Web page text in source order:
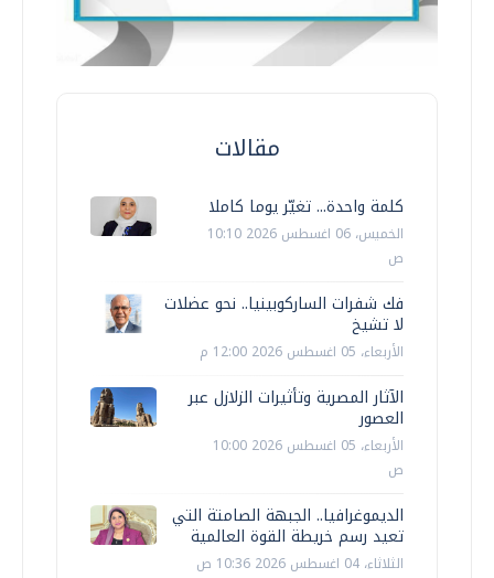
مقالات
كلمة واحدة... تغيّر يوما كاملا
الخميس، 06 اغسطس 2026 10:10
ص
فك شفرات الساركوبينيا.. نحو عضلات
لا تشيخ
الأربعاء، 05 اغسطس 2026 12:00 م
الآثار المصرية وتأثيرات الزلازل عبر
العصور
الأربعاء، 05 اغسطس 2026 10:00
ص
الديموغرافيا.. الجبهة الصامتة التي
تعيد رسم خريطة القوة العالمية
الثلاثاء، 04 اغسطس 2026 10:36 ص